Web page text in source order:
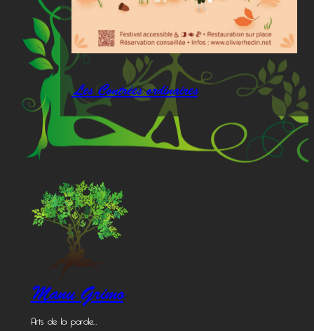
Les Contrées ordinaires
Manu Grimo
Arts de la parole…